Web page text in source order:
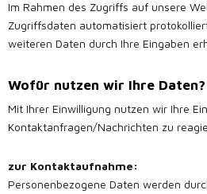
Im Rahmen des Zugriffs auf unsere
Zugriffsdaten automatisiert
weiteren Daten durch Ihre Eingaben
Wofür nutzen wir Ihre Daten?
Mit Ihrer Einwilligung nutzen wir Ihre
Kontaktanfragen/Nachrichten zu
zur Kontaktaufnahme:
Personenbezogene Daten werden